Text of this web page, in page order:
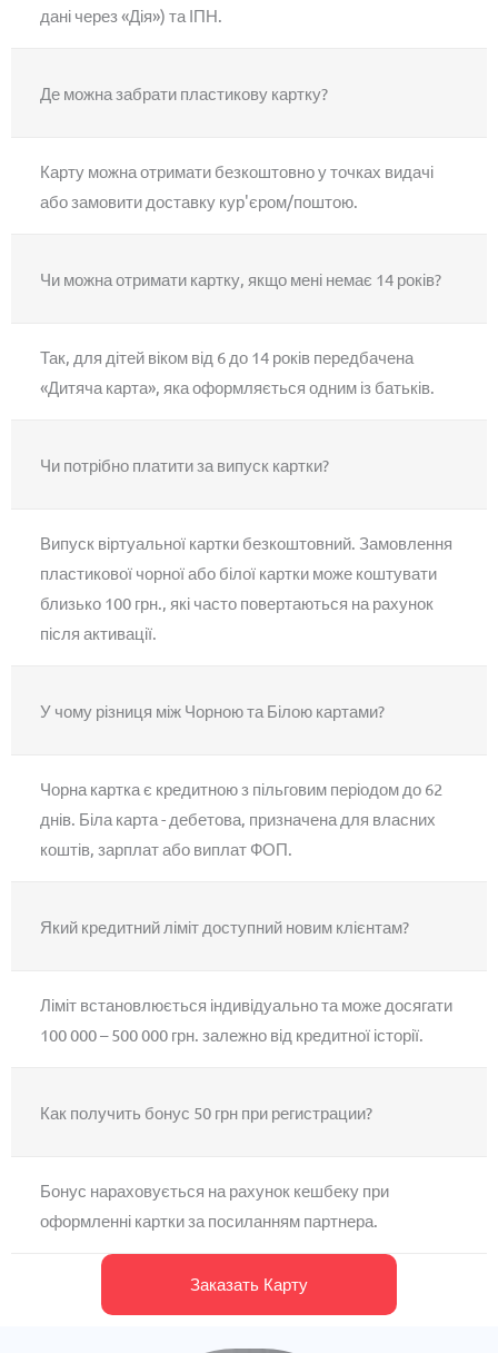
дані через «Дія») та ІПН.
Де можна забрати пластикову картку?
Карту можна отримати безкоштовно у точках видачі
або замовити доставку кур'єром/поштою.
Чи можна отримати картку, якщо мені немає 14 років?
Так, для дітей віком від 6 до 14 років передбачена
«Дитяча карта», яка оформляється одним із батьків.
Чи потрібно платити за випуск картки?
Випуск віртуальної картки безкоштовний. Замовлення
пластикової чорної або білої картки може коштувати
близько 100 грн., які часто повертаються на рахунок
після активації.
У чому різниця між Чорною та Білою картами?
Чорна картка є кредитною з пільговим періодом до 62
днів. Біла карта - дебетова, призначена для власних
коштів, зарплат або виплат ФОП.
Який кредитний ліміт доступний новим клієнтам?
Ліміт встановлюється індивідуально та може досягати
100 000 – 500 000 грн. залежно від кредитної історії.
Как получить бонус 50 грн при регистрации?
Бонус нараховується на рахунок кешбеку при
оформленні картки за посиланням партнера.
Заказать Карту